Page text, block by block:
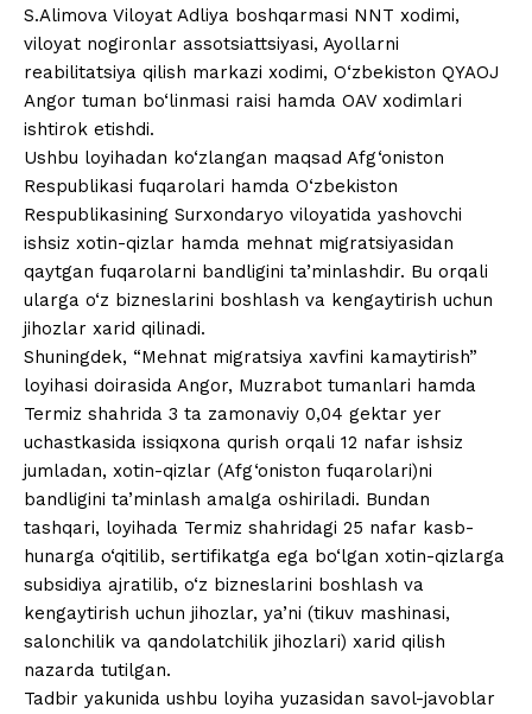
S.Alimova Viloyat Adliya boshqarmasi NNT xodimi,
viloyat nogironlar assotsiattsiyasi, Ayollarni
reabilitatsiya qilish markazi xodimi, O‘zbekiston QYAOJ
Angor tuman bo‘linmasi raisi hamda OAV xodimlari
ishtirok etishdi.
Ushbu loyihadan ko‘zlangan maqsad Afg‘oniston
Respublikasi fuqarolari hamda O‘zbekiston
Respublikasining Surxondaryo viloyatida yashovchi
ishsiz xotin-qizlar hamda mehnat migratsiyasidan
qaytgan fuqarolarni bandligini ta’minlashdir. Bu orqali
ularga o‘z bizneslarini boshlash va kengaytirish uchun
jihozlar xarid qilinadi.
Shuningdek, “Mehnat migratsiya xavfini kamaytirish”
loyihasi doirasida Angor, Muzrabot tumanlari hamda
Termiz shahrida 3 ta zamonaviy 0,04 gektar yer
uchastkasida issiqxona qurish orqali 12 nafar ishsiz
jumladan, xotin-qizlar (Afg‘oniston fuqarolari)ni
bandligini ta’minlash amalga oshiriladi. Bundan
tashqari, loyihada Termiz shahridagi 25 nafar kasb-
hunarga o‘qitilib, sertifikatga ega bo‘lgan xotin-qizlarga
subsidiya ajratilib, o‘z bizneslarini boshlash va
kengaytirish uchun jihozlar, ya’ni (tikuv mashinasi,
salonchilik va qandolatchilik jihozlari) xarid qilish
nazarda tutilgan.
Tadbir yakunida ushbu loyiha yuzasidan savol-javoblar